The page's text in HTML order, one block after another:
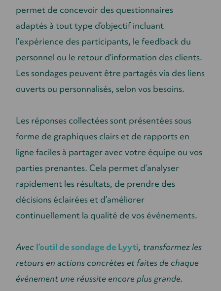
permet de concevoir des questionnaires
adaptés à tout type d’objectif incluant
l’expérience des participants, le feedback du
personnel ou le retour d’information des clients.
Les sondages peuvent être partagés via des liens
ouverts ou personnalisés, selon vos besoins.
Les réponses collectées sont présentées sous
forme de graphiques clairs et de rapports en
ligne faciles à partager avec votre équipe ou vos
parties prenantes. Cela permet d’analyser
rapidement les résultats, de prendre des
décisions éclairées et d’améliorer
continuellement la qualité de vos événements.
Avec l’outil de sondage de Lyyti, transformez les
retours en actions concrètes et faites de chaque
événement une réussite encore plus grande.